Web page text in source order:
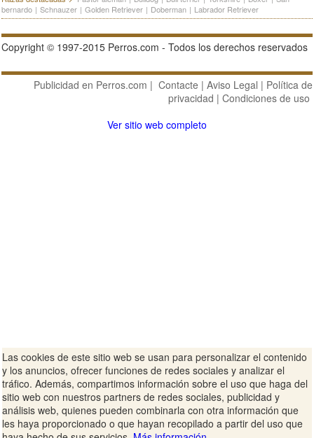
bernardo | Schnauzer | Golden Retriever | Doberman | Labrador Retriever
Copyright © 1997-2015 Perros.com - Todos los derechos reservados
Publicidad en Perros.com | Contacte | Aviso Legal | Política de
privacidad | Condiciones de uso
Ver sitio web completo
Las cookies de este sitio web se usan para personalizar el contenido
y los anuncios, ofrecer funciones de redes sociales y analizar el
tráfico. Además, compartimos información sobre el uso que haga del
sitio web con nuestros partners de redes sociales, publicidad y
análisis web, quienes pueden combinarla con otra información que
les haya proporcionado o que hayan recopilado a partir del uso que